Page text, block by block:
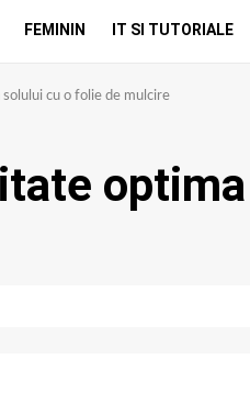
FEMININ IT SI TUTORIALE
cu o folie de mulcire